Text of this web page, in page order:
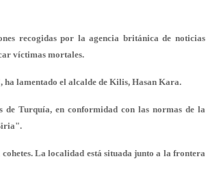
recogidas por la agencia británica de noticias
víctimas mortales.
ha lamentado el alcalde de Kilis, Hasan Kara.
de Turquía, en conformidad con las normas de la
La localidad está situada junto a la frontera